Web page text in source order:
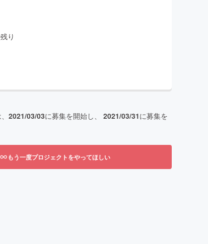
り
2021/03/03に募集を開始し、 2021/03/31に募集を
もう一度プロジェクトをやってほしい